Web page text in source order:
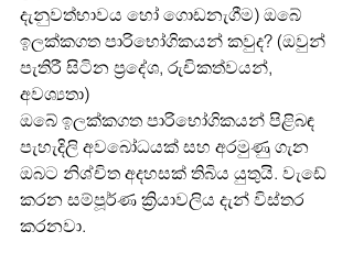
දැනුවත්භාවය හෝ ගොඩනැගීම) ඔබේ
ඉලක්කගත පාරිභෝගිකයන් කවුද? (ඔවුන්
පැතිරී සිටින ප්‍රදේශ, රුචිකත්වයන්,
අවශ්‍යතා)
ඔබේ ඉලක්කගත පාරිභෝගිකයන් පිළිබඳ
පැහැදිලි අවබෝධයක් සහ අරමුණු ගැන
ඔබට නිශ්චිත අදහසක් තිබිය යුතුයි. වැඩේ
කරන සම්පූර්ණ ක්‍රියාවලිය දැන් විස්තර
කරනවා.